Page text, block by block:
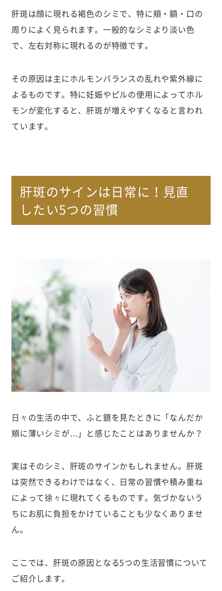
肝斑は顔に現れる褐色のシミで、特に頬・額・口の
周りによく見られます。一般的なシミより淡い色
で、左右対称に現れるのが特徴です。
その原因は主にホルモンバランスの乱れや紫外線に
よるものです。特に妊娠やピルの使用によってホル
モンが変化すると、肝斑が増えやすくなると言われ
ています。
肝斑のサインは日常に！見直
したい5つの習慣
日々の生活の中で、ふと鏡を見たときに「なんだか
頬に薄いシミが…」と感じたことはありませんか？
実はそのシミ、肝斑のサインかもしれません。肝斑
は突然できるわけではなく、日常の習慣や積み重ね
によって徐々に現れてくるものです。気づかないう
ちにお肌に負担をかけていることも少なくありませ
ん。
ここでは、肝斑の原因となる5つの生活習慣について
ご紹介します。